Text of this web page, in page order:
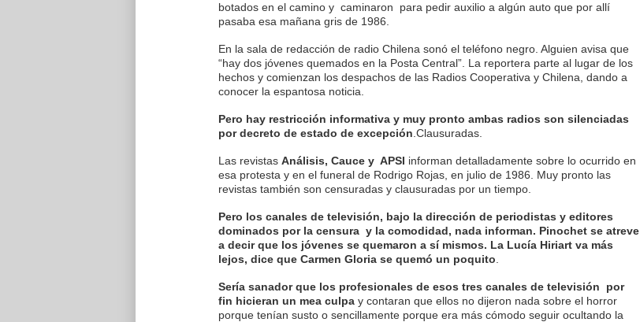
botados en el camino y caminaron para pedir auxilio a algún auto que por allí
pasaba esa mañana gris de 1986.
En la sala de redacción de radio Chilena sonó el teléfono negro. Alguien avisa que
“hay dos jóvenes quemados en la Posta Central”. La reportera parte al lugar de los
hechos y comienzan los despachos de las Radios Cooperativa y Chilena, dando a
conocer la espantosa noticia.
Pero hay restricción informativa y muy pronto ambas radios son silenciadas
por decreto de estado de excepción .Clausuradas.
Las revistas Análisis, Cauce y APSI informan detalladamente sobre lo ocurrido en
esa protesta y en el funeral de Rodrigo Rojas, en julio de 1986. Muy pronto las
revistas también son censuradas y clausuradas por un tiempo.
Pero los canales de televisión, bajo la dirección de periodistas y editores
dominados por la censura y la comodidad, nada informan. Pinochet se atreve
a decir que los jóvenes se quemaron a sí mismos. La Lucía Hiriart va más
lejos, dice que Carmen Gloria se quemó un poquito
Sería sanador que los profesionales de esos tres canales de televisión por
fin hicieran un mea culpa y contaran que ellos no dijeron nada sobre el horror
porque tenían susto o sencillamente porque era más cómodo seguir ocultando la